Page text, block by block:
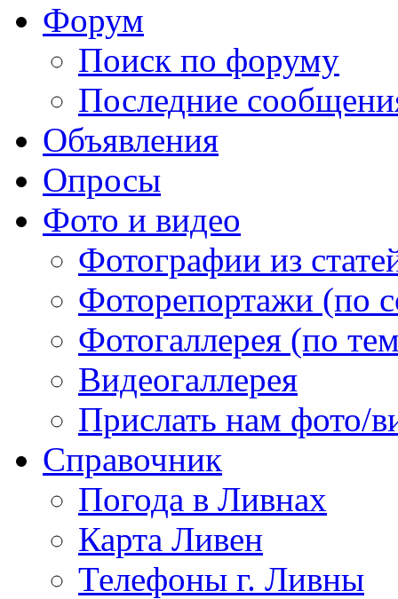
Форум
Поиск по форуму
Последние
Объявления
Опросы
Фото и видео
Фотографии из
Фоторепортажи (по
Фотогаллерея (по
Видеогаллерея
Прислать нам фото/
Справочник
Погода в Ливнах
Карта Ливен
Телефоны г. Ливны